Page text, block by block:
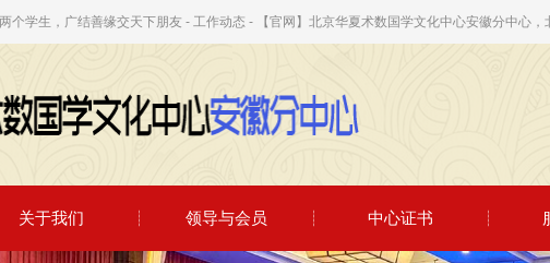
个学生，广结善缘交天下朋友 - 工作动态 - 【官网】北京华夏术数国学文化中心安徽分中心
关于我们 领导与会员 中心证书